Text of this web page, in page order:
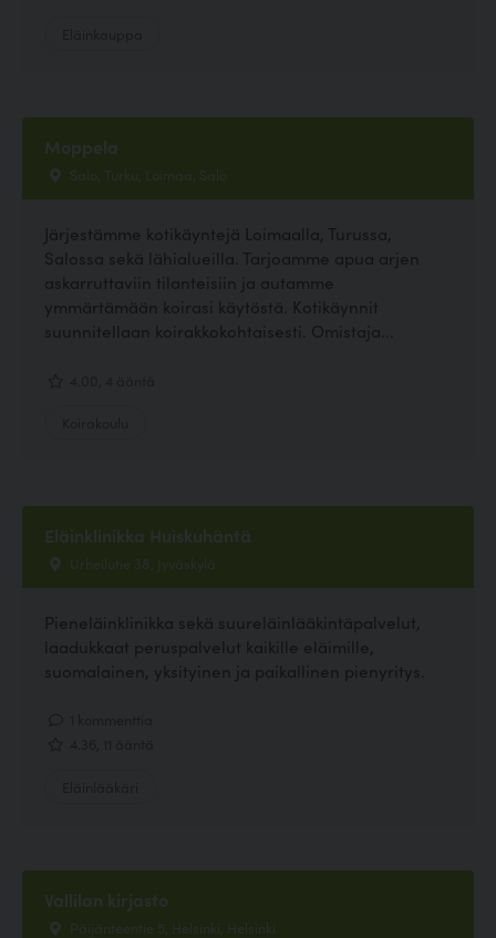
Moppela
Salo, Turku, Loimaa, Salo
Järjestämme kotikäyntejä Loimaalla, Turussa,
Salossa sekä lähialueilla. Tarjoamme apua arjen
askarruttaviin tilanteisiin ja autamme
ymmärtämään koirasi käytöstä. Kotikäynnit
suunnitellaan koirakkokohtaisesti. Omistaja...
Eläinklinikka Huiskuhäntä
Urheilutie 38, Jyväskylä
Pieneläinklinikka sekä suureläinlääkintäpalvelut,
laadukkaat peruspalvelut kaikille eläimille,
suomalainen, yksityinen ja paikallinen pienyritys.
Vallilan kirjasto
Päijänteentie 5, Helsinki, Helsinki